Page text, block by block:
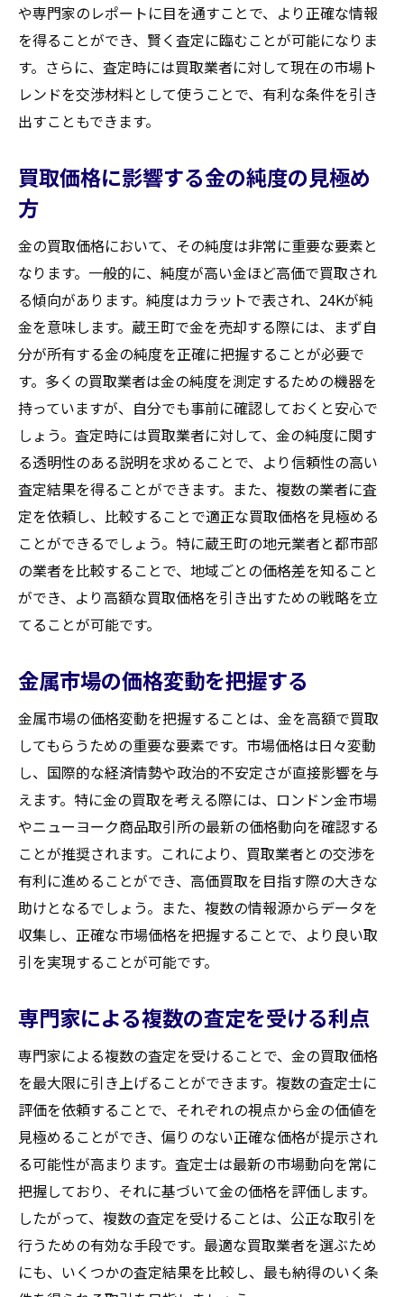
や専門家のレポートに目を通すことで、より正確な情報
を得ることができ、賢く査定に臨むことが可能になりま
す。さらに、査定時には買取業者に対して現在の市場ト
レンドを交渉材料として使うことで、有利な条件を引き
出すこともできます。
買取価格に影響する金の純度の見極め
方
金の買取価格において、その純度は非常に重要な要素と
なります。一般的に、純度が高い金ほど高価で買取され
る傾向があります。純度はカラットで表され、24Kが純
金を意味します。蔵王町で金を売却する際には、まず自
分が所有する金の純度を正確に把握することが必要で
す。多くの買取業者は金の純度を測定するための機器を
持っていますが、自分でも事前に確認しておくと安心で
しょう。査定時には買取業者に対して、金の純度に関す
る透明性のある説明を求めることで、より信頼性の高い
査定結果を得ることができます。また、複数の業者に査
定を依頼し、比較することで適正な買取価格を見極める
ことができるでしょう。特に蔵王町の地元業者と都市部
の業者を比較することで、地域ごとの価格差を知ること
ができ、より高額な買取価格を引き出すための戦略を立
てることが可能です。
金属市場の価格変動を把握する
金属市場の価格変動を把握することは、金を高額で買取
してもらうための重要な要素です。市場価格は日々変動
し、国際的な経済情勢や政治的不安定さが直接影響を与
えます。特に金の買取を考える際には、ロンドン金市場
やニューヨーク商品取引所の最新の価格動向を確認する
ことが推奨されます。これにより、買取業者との交渉を
有利に進めることができ、高価買取を目指す際の大きな
助けとなるでしょう。また、複数の情報源からデータを
収集し、正確な市場価格を把握することで、より良い取
引を実現することが可能です。
専門家による複数の査定を受ける利点
専門家による複数の査定を受けることで、金の買取価格
を最大限に引き上げることができます。複数の査定士に
評価を依頼することで、それぞれの視点から金の価値を
見極めることができ、偏りのない正確な価格が提示され
る可能性が高まります。査定士は最新の市場動向を常に
把握しており、それに基づいて金の価格を評価します。
したがって、複数の査定を受けることは、公正な取引を
行うための有効な手段です。最適な買取業者を選ぶため
にも、いくつかの査定結果を比較し、最も納得のいく条